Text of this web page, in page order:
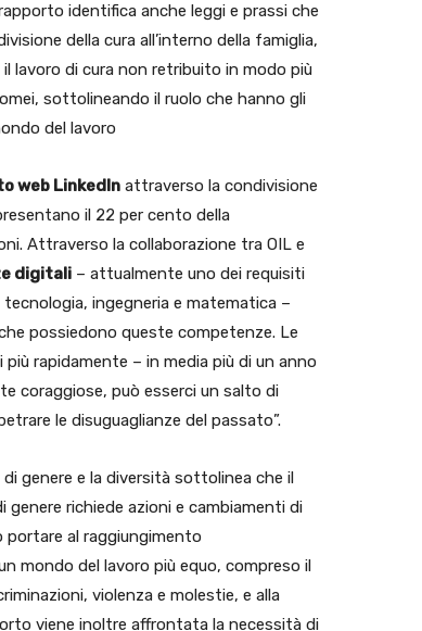
identifica anche leggi e prassi che
della cura all’interno della famiglia,
lavoro di cura non retribuito in modo più
sottolineando il ruolo che hanno gli
del lavoro
web LinkedIn attraverso la condivisione
il 22 per cento della
Attraverso la collaborazione tra OIL e
digitali – attualmente uno dei requisiti
ingegneria e matematica –
possiedono queste competenze. Le
rapidamente – in media più di un anno
coraggiose, può esserci un salto di
le disuguaglianze del passato”.
di genere e la diversità sottolinea che il
richiede azioni e cambiamenti di
portare al raggiungimento
mondo del lavoro più equo, compreso il
violenza e molestie, e alla
viene inoltre affrontata la necessità di